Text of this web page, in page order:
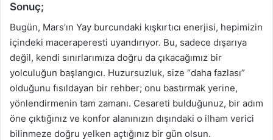
Sonuç;
Bugün, Mars’ın Yay burcundaki kışkırtıcı enerjisi, hepimizin
içindeki maceraperesti uyandırıyor. Bu, sadece dışarıya
değil, kendi sınırlarımıza doğru da çıkacağımız bir
yolculuğun başlangıcı. Huzursuzluk, size “daha fazlası”
olduğunu fısıldayan bir rehber; onu bastırmak yerine,
yönlendirmenin tam zamanı. Cesareti bulduğunuz, bir adım
öne çıktığınız ve konfor alanınızın dışındaki o ilham verici
bilinmeze doğru yelken açtığınız bir gün olsun.